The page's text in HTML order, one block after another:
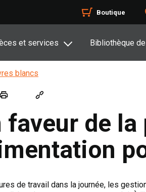
Boutique
et services Bibliothèque
blancs
faveur de
de travail dans la journée, les